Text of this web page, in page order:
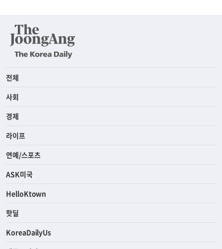
전체
사회
경제
라이프
연예/스포츠
ASK미국
HelloKtown
핫딜